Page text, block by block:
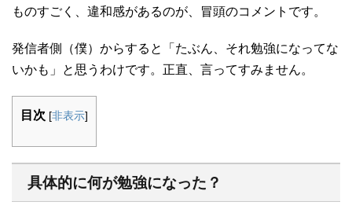
ものすごく、違和感があるのが、冒頭のコメントです。
発信者側（僕）からすると「たぶん、それ勉強になってな
いかも」と思うわけです。正直、言ってすみません。
目次 [非表示]
具体的に何が勉強になった？